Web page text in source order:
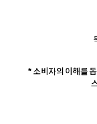
* 소비자의 이해를